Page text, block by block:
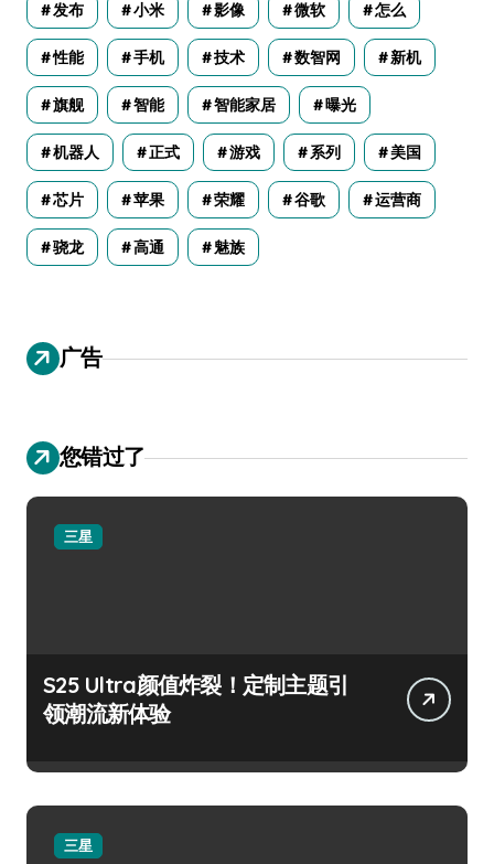
发布 小米 影像 微软 怎么
性能 手机 技术 数智网 新机
旗舰 智能 智能家居 曝光
机器人 正式 游戏 系列 美国
芯片 苹果 荣耀 谷歌 运营商
骁龙 高通 魅族
广告
您错过了
三星
S25 Ultra颜值炸裂！定制主题引
领潮流新体验
三星